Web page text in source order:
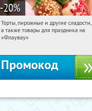
-20%
07:40:22 Получили:
Россия
Торты, пирожные и другие сладости,
а также товары для праздника на
«Флаувау»
Промокод